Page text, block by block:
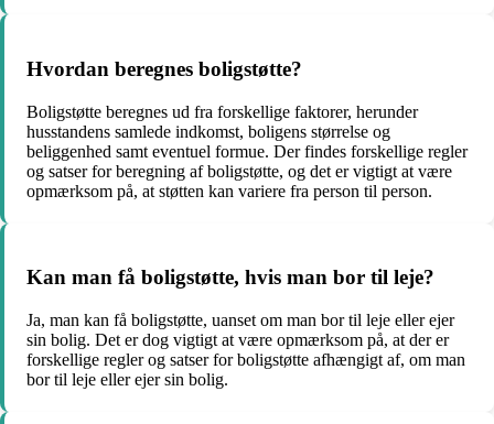
Hvordan beregnes boligstøtte?
Boligstøtte beregnes ud fra forskellige faktorer, herunder
husstandens samlede indkomst, boligens størrelse og
beliggenhed samt eventuel formue. Der findes forskellige regler
og satser for beregning af boligstøtte, og det er vigtigt at være
opmærksom på, at støtten kan variere fra person til person.
Kan man få boligstøtte, hvis man bor til leje?
Ja, man kan få boligstøtte, uanset om man bor til leje eller ejer
sin bolig. Det er dog vigtigt at være opmærksom på, at der er
forskellige regler og satser for boligstøtte afhængigt af, om man
bor til leje eller ejer sin bolig.